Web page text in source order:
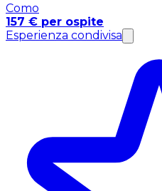
Como
157 € per ospite
Esperienza condivisa